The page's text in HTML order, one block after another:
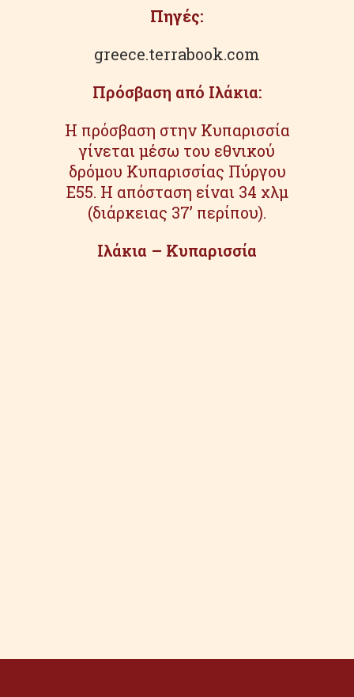
Πηγές:
greece.terrabook.com
Πρόσβαση από Ιλάκια:
Η πρόσβαση στην Κυπαρισσία
γίνεται μέσω του εθνικού
δρόμου Κυπαρισσίας Πύργου
Ε55. Η απόσταση είναι 34 χλμ
(διάρκειας 37’ περίπου).
Ιλάκια – Κυπαρισσία